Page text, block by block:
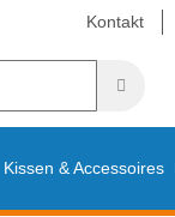
Kontakt
Kissen & Accessoires